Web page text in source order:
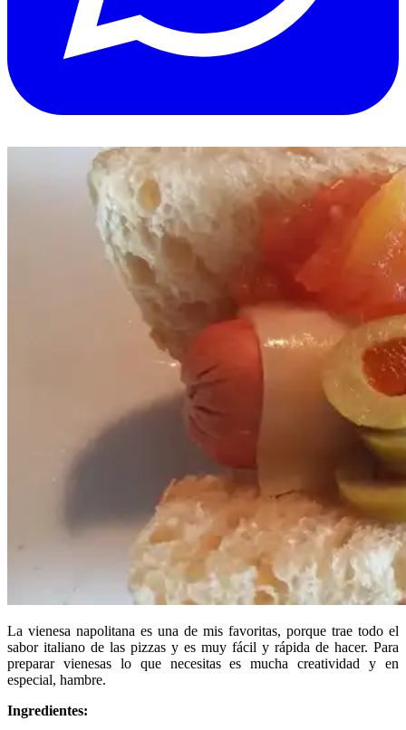
La vienesa napolitana es una de mis favoritas, porque trae todo el
sabor italiano de las pizzas y es muy fácil y rápida de hacer. Para
preparar vienesas lo que necesitas es mucha creatividad y en
especial, hambre.
Ingredientes: